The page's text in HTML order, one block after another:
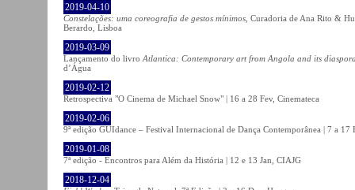
2019-04-10
Constelações: uma coreografia de gestos mínimos , Curadoria de Ana Rito &
Berardo, Lisboa
2019-03-09
Lançamento do livro Atlantica: Contemporary art from Angola and its
d’Água
2019-02-12
Retrospectiva "O Cinema de Michael Snow" | 16 a 28 Fev, Cinemateca
2019-02-06
9ª edição GUIdance – Festival Internacional de Dança Contemporânea | 7 a 17
2019-01-08
7ª edição - Encontros para Além da História | 12 e 13 Jan, CIAJG
2018-12-04